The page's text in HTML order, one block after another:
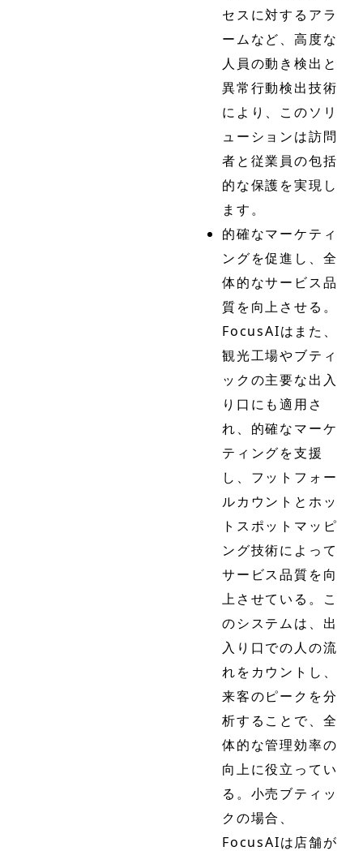
セスに対するアラ
ームなど、高度な
人員の動き検出と
異常行動検出技術
により、このソリ
ューションは訪問
者と従業員の包括
的な保護を実現し
ます。
的確なマーケティ
ングを促進し、全
体的なサービス品
質を向上させる。
FocusAIはまた、
観光工場やブティ
ックの主要な出入
り口にも適用さ
れ、的確なマーケ
ティングを支援
し、フットフォー
ルカウントとホッ
トスポットマッピ
ング技術によって
サービス品質を向
上させている。こ
のシステムは、出
入り口での人の流
れをカウントし、
来客のピークを分
析することで、全
体的な管理効率の
向上に役立ってい
る。小売ブティッ
クの場合、
FocusAIは店舗が